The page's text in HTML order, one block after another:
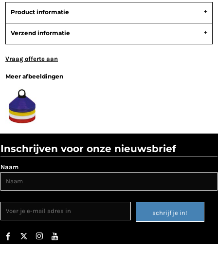
Product informatie
Verzend informatie
Vraag offerte aan
Meer afbeeldingen
Inschrijven voor onze nieuwsbrief
Naam
schrijf je in!